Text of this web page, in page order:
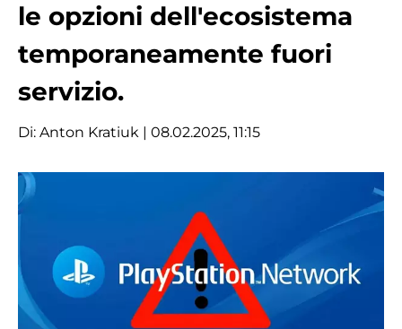
le opzioni dell'ecosistema
temporaneamente fuori
servizio.
Di: Anton Kratiuk | 08.02.2025, 11:15